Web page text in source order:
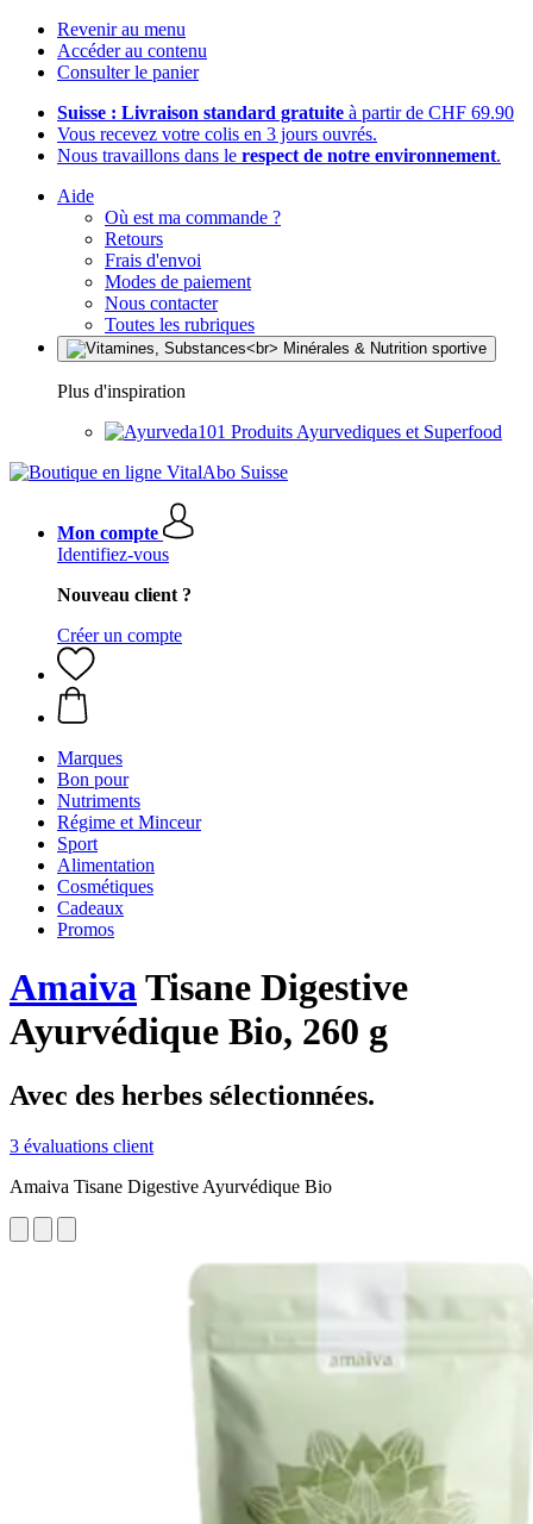
Revenir au menu
Accéder au contenu
Consulter le panier
Suisse : Livraison standard gratuite à partir de CHF 69.90
Vous recevez votre colis en 3 jours ouvrés.
Nous travaillons dans le respect de notre environnement.
Aide
Où est ma commande ?
Retours
Frais d'envoi
Modes de paiement
Nous contacter
Toutes les rubriques
Plus d'inspiration
Produits Ayurvediques et Superfood
Mon compte
Identifiez-vous
Nouveau client ?
Créer un compte
Marques
Bon pour
Nutriments
Régime et Minceur
Sport
Alimentation
Cosmétiques
Cadeaux
Promos
AmaivaTisane Digestive
Ayurvédique Bio, 260 g
Avec des herbes sélectionnées.
3 évaluations client
Amaiva Tisane Digestive Ayurvédique Bio